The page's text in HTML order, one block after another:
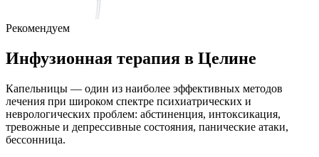
Рекомендуем
Инфузионная терапия в Целине
Капельницы — один из наиболее эффективных методов
лечения при широком спектре психиатрических и
неврологических проблем: абстиненция, интоксикация,
тревожные и депрессивные состояния, панические атаки,
бессонница.